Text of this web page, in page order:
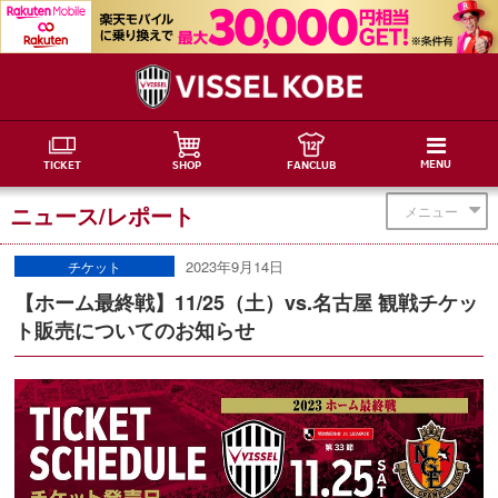
TICKET SHOP FANCLUB MENU
メニュー
ニュース/レポート
チケット 2023年9月14日
【ホーム最終戦】11/25（土）vs.名古屋 観戦チケッ
ト販売についてのお知らせ